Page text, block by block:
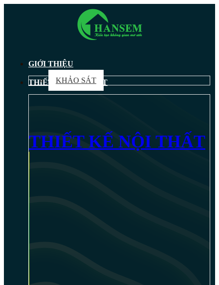
GIỚI THIỆU
KHẢO SÁT
THIẾT KẾ NỘI THẤT
THIẾT KẾ NỘI THẤT